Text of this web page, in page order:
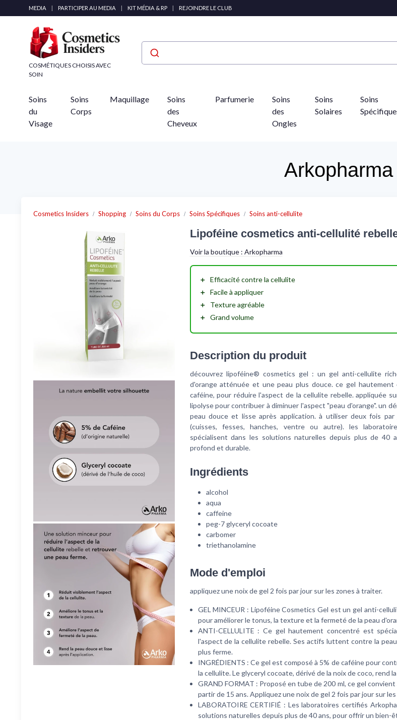
MEDIA | PARTICIPER AU MEDIA | KIT MÉDIA & RP | REJOINDRE LE CLUB
COSMÉTIQUES CHOISIS AVEC
SOIN
Soins
du
Visage
Soins
Corps
Maquillage
Soins
des
Cheveux
Parfumerie
Soins
des
Ongles
Soins
Solaires
Soins
Arkopharma
Cosmetics Insiders Shopping Soins du Corps Soins Spécifiques Soins anti-cellulite
Lipoféine cosmetics anti-cellulité
Voir la boutique : Arkopharma
＋ Efficacitécontre la cellulite
＋ Facile à appliquer
＋
Texture agréable
＋ Grand volume
Description du produit
découvrez lipoféine® cosmetics gel : un gel anti-cellulite
d'orange atténuée et une peau plus douce. ce gel
caféine, pour réduire l'aspect de la cellulite rebelle. appliquée
lipolyse pour contribuer à diminuer l'aspect "peau d'orange". un
peau douce et lisse après application. à utiliser deux fois
(cuisses, fesses, hanches, ventre ou autre). les
spécialisent dans les solutions naturelles depuis plus de 40
profond et durable.
Ingrédients
alcohol
aqua
caffeine
peg-7 glyceryl cocoate
carbomer
triethanolamine
Mode d'emploi
appliquez une noix de gel 2 fois par jour sur les zones à traiter.
GEL MINCEUR : Lipoféine Cosmetics Gel est un gel anti-
pour améliorer le tonus, la texture et la fermeté de la peau
ANTI-CELLULITE : Ce gel hautement concentré est
l'aspect de la cellulite rebelle. Ses actifs luttent contre la
plus ferme.
INGRÉDIENTS : Ce gel est composé à 5% de caféine pour
la cellulite. Le glyceryl cocoate, dérivé de la noix de coco, rend
GRAND FORMAT : Proposé en tube de 200 ml, ce gel
partir de 15 ans. Appliquez une noix de gel 2 fois par jour sur
LABORATOIRE CERTIFIÉ : Les laboratoires certifiés
solutions naturelles depuis plus de 40 ans, pour offrir un bien-
Panneau de gestion des cookies